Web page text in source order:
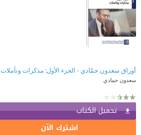
أوراق سعدون حمّادي - الجزء الأول: مذكرات وتأملات
سعدون حمادي
تحميل الكتاب
اشترك الآن